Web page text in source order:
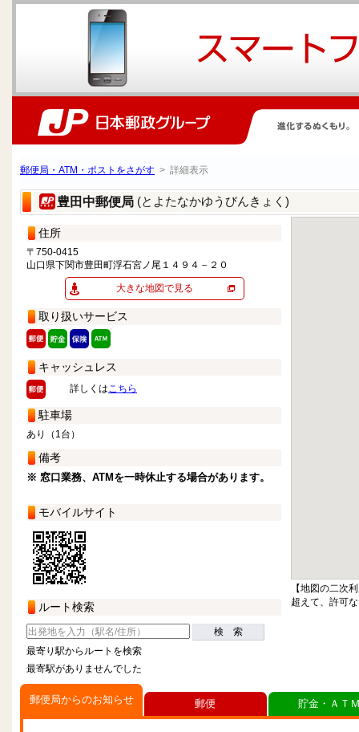
郵便局・ATM・ポストをさがす > 詳細表示
豊田中郵便局 (とよたなかゆうびんきょく)
住所
〒750-0415
山口県下関市豊田町浮石宮ノ尾１４９４－２０
大きな地図で見る
取り扱いサービス
キャッシュレス
詳しくはこちら
駐車場
あり（1台）
備考
※ 窓口業務、ATMを一時休止する場合があります。
モバイルサイト
ルート検索
検 索
最寄り駅からルートを検索
最寄駅がありませんでした
【地図の二次
超えて、許可
郵便局からのお知らせ 郵便 貯金・ＡＴ